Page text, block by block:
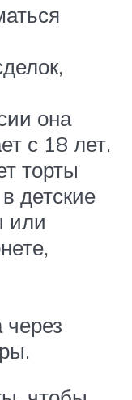
она
с 18 лет.
торты
детские
или
через